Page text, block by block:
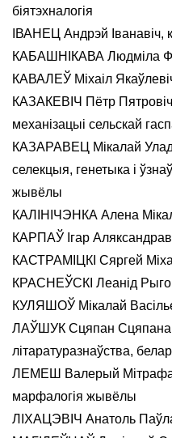
біятэхналогія
ІВАНЕЦ Андрэй Іванавіч,
КАБАШНІКАВА Людміла
КАВАЛЕЎ Міхаіл
КАЗАКЕВІЧ Пётр Пятровіч,
механізацыі сельскай
КАЗАРАВЕЦ Мікалай
селекцыя, генетыка і
жывёлы
КАЛІНІЧЭНКА Алена
КАРПАЎ Ігар
КАСТРАМІЦКІ Сяргей
КРАСНЕЎСКІ Леанід
КУЛЯШОЎ Мікалай
ЛАЎШУК Сцяпан
літаратуразнаўства,
ЛЕМЕШ Валерый
марфалогія жывёлы
ЛІХАЦЭВІЧ Анатоль